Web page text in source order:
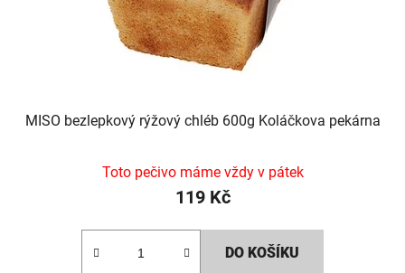
MISO bezlepkový rýžový chléb 600g Koláčkova pekárna
Toto pečivo máme vždy v pátek
119 Kč
DO KOŠÍKU